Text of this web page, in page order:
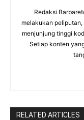
Redaksi
melakukan
menjunjung tinggi
Setiap konten
RELATED ARTICLES